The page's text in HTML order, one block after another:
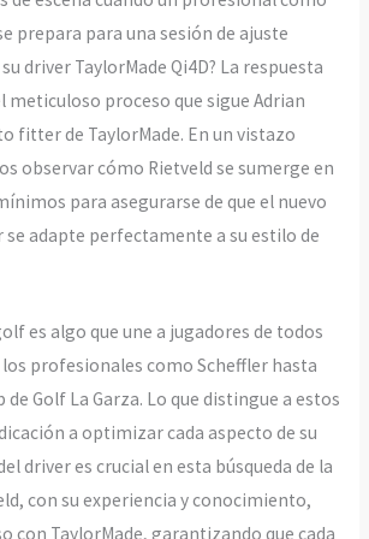
prepara para una sesión de ajuste
driver TaylorMade Qi4D? La respuesta
meticuloso proceso que sigue Adrian
fitter de TaylorMade. En un vistazo
observar cómo Rietveld se sumerge en
para asegurarse de que el nuevo
se adapte perfectamente a su estilo de
es algo que une a jugadores de todos
los profesionales como Scheffler hasta
de Golf La Garza. Lo que distingue a estos
a optimizar cada aspecto de su
driver es crucial en esta búsqueda de la
con su experiencia y conocimiento,
con TaylorMade, garantizando que cada